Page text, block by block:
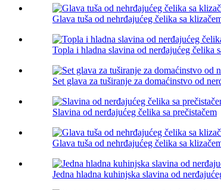
Glava tuša od nehrđajućeg čelika sa
Topla i hladna slavina od nerđajućeg čelika
Set glava za tuširanje za domaćinstvo od
Slavina od nerđajućeg čelika sa prečistačem
Glava tuša od nehrđajućeg čelika sa
Jedna hladna kuhinjska slavina od